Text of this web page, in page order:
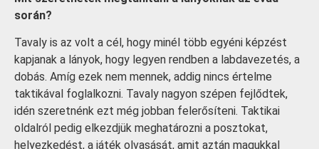
során?
Tavaly is az volt a cél, hogy minél több egyéni képzést
kapjanak a lányok, hogy legyen rendben a labdavezetés, a
dobás. Amíg ezek nem mennek, addig nincs értelme
taktikával foglalkozni. Tavaly nagyon szépen fejlődtek,
idén szeretnénk ezt még jobban felerősíteni. Taktikai
oldalról pedig elkezdjük meghatározni a posztokat,
helyezkedést, a játék olvasását, amit aztán magukkal